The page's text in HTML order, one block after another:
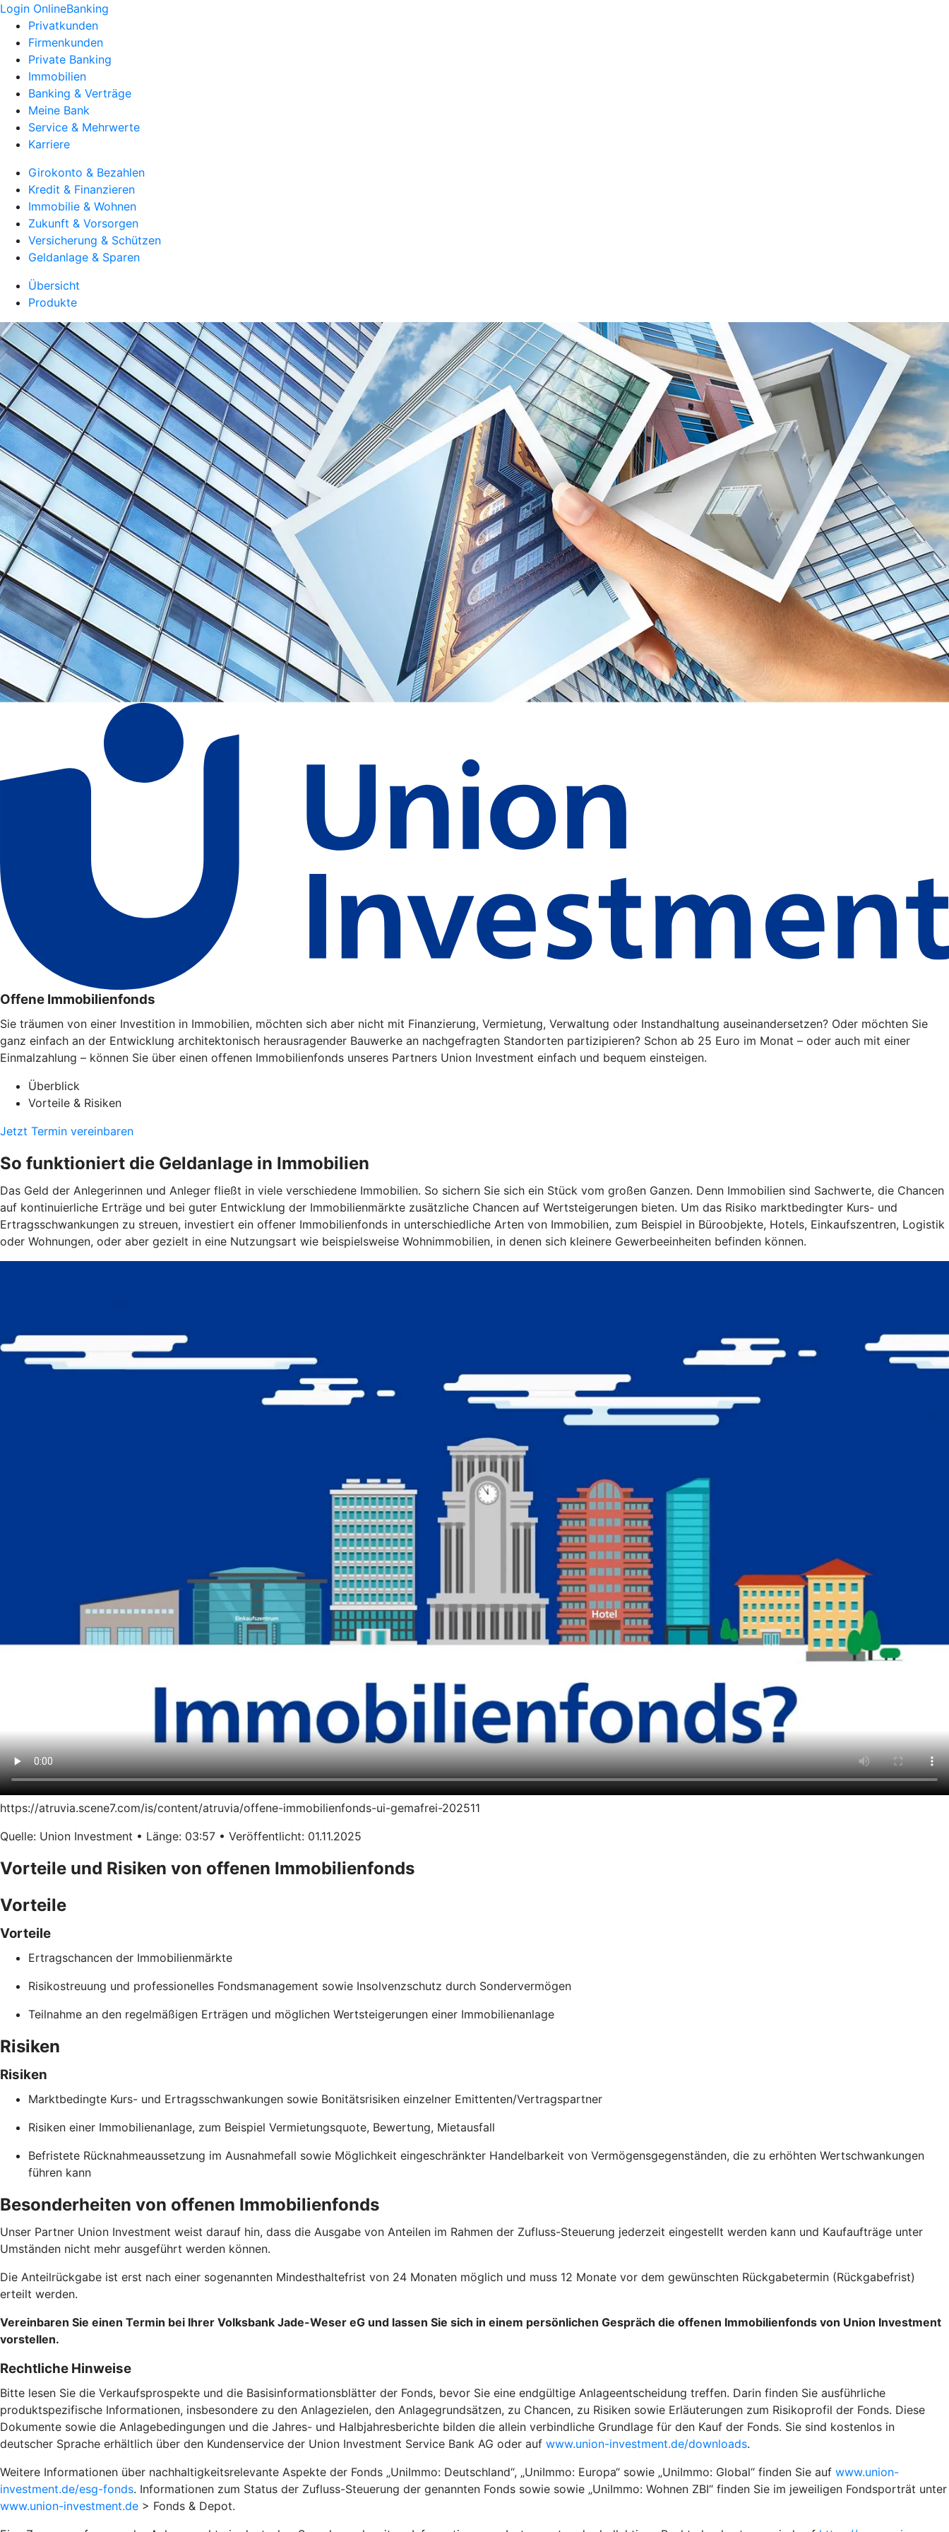
Login OnlineBanking
Privatkunden
Firmenkunden
Private Banking
Immobilien
Banking & Verträge
Meine Bank
Service & Mehrwerte
Karriere
Girokonto & Bezahlen
Kredit & Finanzieren
Immobilie & Wohnen
Zukunft & Vorsorgen
Versicherung & Schützen
Geldanlage & Sparen
Übersicht
Produkte
Offene Immobilienfonds
Sie träumen von einer Investition in Immobilien, möchten sich aber nicht mit Finanzierung, Vermietung, Verwaltung oder Instandhaltung auseinandersetzen? Oder möchten Sie
ganz einfach an der Entwicklung architektonisch herausragender Bauwerke an nachgefragten Standorten partizipieren? Schon ab 25 Euro im Monat – oder auch mit einer
Einmalzahlung – können Sie über einen offenen Immobilienfonds unseres Partners Union Investment einfach und bequem einsteigen.
Überblick
Vorteile & Risiken
Jetzt Termin vereinbaren
So funktioniert die Geldanlage in Immobilien
Das Geld der Anlegerinnen und Anleger fließt in viele verschiedene Immobilien. So sichern Sie sich ein Stück vom großen Ganzen. Denn Immobilien sind Sachwerte, die Chancen
auf kontinuierliche Erträge und bei guter Entwicklung der Immobilienmärkte zusätzliche Chancen auf Wertsteigerungen bieten. Um das Risiko marktbedingter Kurs- und
Ertragsschwankungen zu streuen, investiert ein offener Immobilienfonds in unterschiedliche Arten von Immobilien, zum Beispiel in Büroobjekte, Hotels, Einkaufszentren, Logistik
oder Wohnungen, oder aber gezielt in eine Nutzungsart wie beispielsweise Wohnimmobilien, in denen sich kleinere Gewerbeeinheiten befinden können.
https://atruvia.scene7.com/is/content/atruvia/offene-immobilienfonds-ui-gemafrei-202511
Quelle: Union Investment • Länge: 03:57 • Veröffentlicht: 01.11.2025
Vorteile und Risiken von offenen Immobilienfonds
Vorteile
Vorteile
Ertragschancen der Immobilienmärkte
Risikostreuung und professionelles Fondsmanagement sowie Insolvenzschutz durch Sondervermögen
Teilnahme an den regelmäßigen Erträgen und möglichen Wertsteigerungen einer Immobilienanlage
Risiken
Risiken
Marktbedingte Kurs- und Ertragsschwankungen sowie Bonitätsrisiken einzelner Emittenten/Vertragspartner
Risiken einer Immobilienanlage, zum Beispiel Vermietungsquote, Bewertung, Mietausfall
Befristete Rücknahmeaussetzung im Ausnahmefall sowie Möglichkeit eingeschränkter Handelbarkeit von Vermögensgegenständen, die zu erhöhten Wertschwankungen
führen kann
Besonderheiten von offenen Immobilienfonds
Unser Partner Union Investment weist darauf hin, dass die Ausgabe von Anteilen im Rahmen der Zufluss-Steuerung jederzeit eingestellt werden kann und Kaufaufträge unter
Umständen nicht mehr ausgeführt werden können.
Die Anteilrückgabe ist erst nach einer sogenannten Mindesthaltefrist von 24 Monaten möglich und muss 12 Monate vor dem gewünschten Rückgabetermin (Rückgabefrist)
erteilt werden.
Vereinbaren Sie einen Termin bei Ihrer Volksbank Jade-Weser eG und lassen Sie sich in einem persönlichen Gespräch die offenen Immobilienfonds von Union Investment
vorstellen.
Rechtliche Hinweise
Bitte lesen Sie die Verkaufsprospekte und die Basisinformationsblätter der Fonds, bevor Sie eine endgültige Anlageentscheidung treffen. Darin finden Sie ausführliche
produktspezifische Informationen, insbesondere zu den Anlagezielen, den Anlagegrundsätzen, zu Chancen, zu Risiken sowie Erläuterungen zum Risikoprofil der Fonds. Diese
Dokumente sowie die Anlagebedingungen und die Jahres- und Halbjahresberichte bilden die allein verbindliche Grundlage für den Kauf der Fonds. Sie sind kostenlos in
deutscher Sprache erhältlich über den Kundenservice der Union Investment Service Bank AG oder auf www.union-investment.de/downloads.
Weitere Informationen über nachhaltigkeitsrelevante Aspekte der Fonds „UniImmo: Deutschland“, „UniImmo: Europa“ sowie „UniImmo: Global“ finden Sie auf www.union-
investment.de/esg-fonds. Informationen zum Status der Zufluss-Steuerung der genannten Fonds sowie sowie „UniImmo: Wohnen ZBI“ finden Sie im jeweiligen Fondsporträt unter
www.union-investment.de > Fonds & Depot.